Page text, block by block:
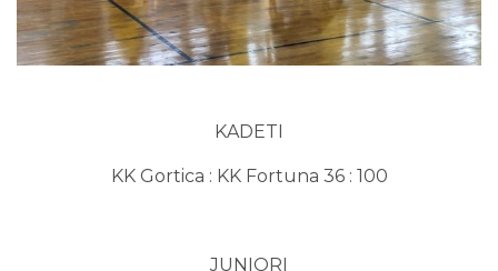
KADETI
KK Gortica : KK Fortuna 36 : 100
JUNIORI